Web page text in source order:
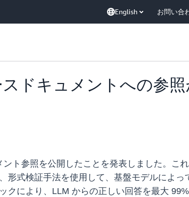
English お問い合
ドキュメントへの参
ト参照を公開したことを発表しました。こ
形式検証手法を使用して、基盤モデルによ
クにより、LLM からの正しい回答を最大